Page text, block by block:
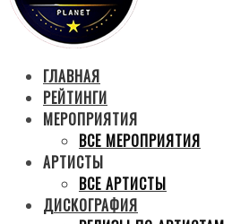
ГЛАВНАЯ
РЕЙТИНГИ
МЕРОПРИЯТИЯ
ВСЕ МЕРОПРИЯТИЯ
АРТИСТЫ
ВСЕ АРТИСТЫ
ДИСКОГРАФИЯ